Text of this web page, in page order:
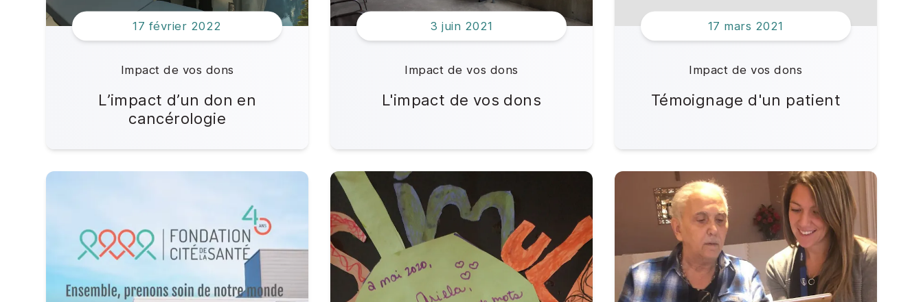
2021 17 février 2022
Impact de vos dons
L’impact d’un don en
cancérologie
3 juin 2021
Impact de vos dons
L'impact de vos dons
17 mars 2021
Impact de vos dons
Témoignage d'un patient